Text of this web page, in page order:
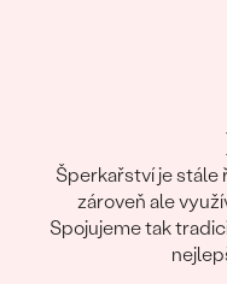
Šperkařství je stále
zároveň ale
Spojujeme tak